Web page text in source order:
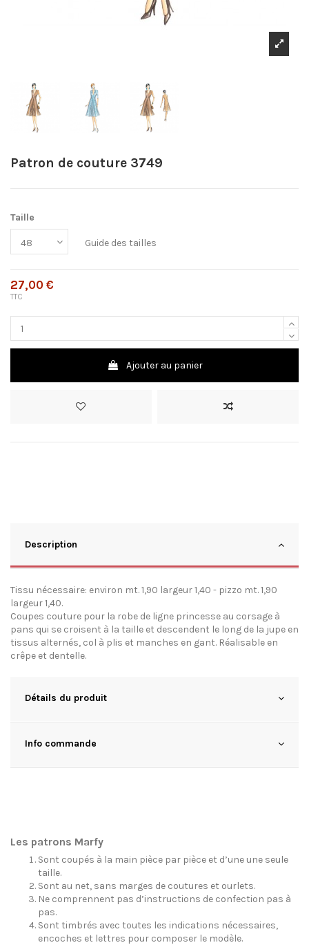
Patron de couture 3749
Taille
Guide des tailles
27,00 €
TTC
Ajouter au panier
Description
Tissu nécessaire: environ mt. 1,90 largeur 1,40 - pizzo mt. 1,90
largeur 1,40.
Coupes couture pour la robe de ligne princesse au corsage à
pans qui se croisent à la taille et descendent le long de la jupe en
tissus alternés, col à plis et manches en gant. Réalisable en
crêpe et dentelle.
Détails du produit
Info commande
Les patrons Marfy
Sont coupés à la main pièce par pièce et d’une une seule
taille.
Sont au net, sans marges de coutures et ourlets.
Ne comprennent pas d’instructions de confection pas à
pas.
Sont timbrés avec toutes les indications nécessaires,
encoches et lettres pour composer le modèle.